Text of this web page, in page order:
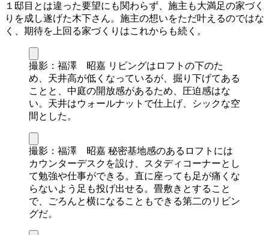
１邸目とは違った要望にも関わらず、施主も大満足の家づく
りを成し遂げた木下さん。施主の想いをただ叶えるのではな
く、期待を上回る家づくりはこれからも続く。
撮影：福澤 昭嘉 リビングはロフトの下のた
め、天井高が低くなっているが、掘り下げてある
ことと、中庭の開放感があるため、圧迫感はな
い。天井はウォールナットで仕上げ、シックな空
間とした。
撮影：福澤 昭嘉 秘密基地感のあるロフトには
カウンターデスクを設け、スタディコーナーとし
て勉強や仕事ができる。直に座っても足が痛くな
らないよう足も投げ出せる。畳敷きとすること
で、ごろんと横になることもできる第二のリビン
グだ。